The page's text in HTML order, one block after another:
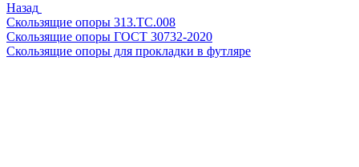
Назад
Скользящие опоры 313.ТС.008
Скользящие опоры ГОСТ 30732-2020
Скользящие опоры для прокладки в футляре